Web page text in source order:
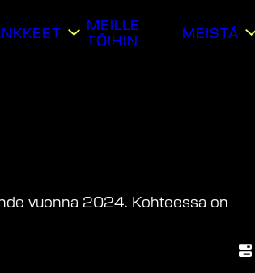
MEILLE
TÖIHIN
MEISTÄ
vuonna 2024. Kohteessa on